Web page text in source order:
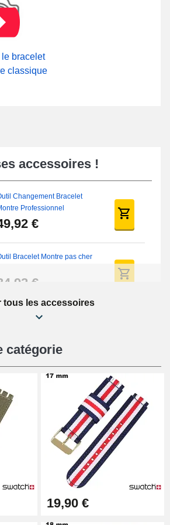
bracelet
classique
accessoires !
Changement Bracelet
Professionnel
€
Bracelet Montre pas cher
€
Kit Réparation Montre Débutant
16,90 €
Pied à Coulisse Numérique
€
Kit Horlogerie Débutant
Boîte Pompe Bracelet Montre -
Diamètre 1,50 mm - 8 à 25 mm
tous les accessoires
catégorie
19,90 €